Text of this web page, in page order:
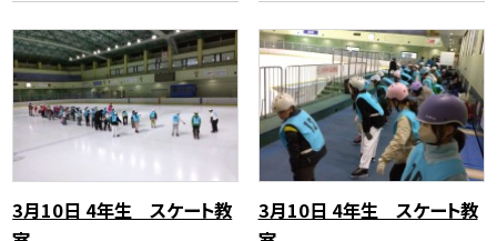
3月10日 4年生 スケート教
3月10日 4年生 スケート教